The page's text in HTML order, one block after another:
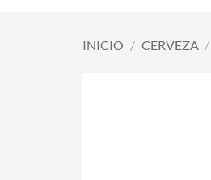
INICIO / CERVEZA /